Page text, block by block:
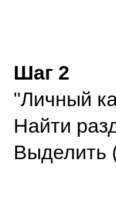
Шаг 2
"Личный
Найти
Выделить